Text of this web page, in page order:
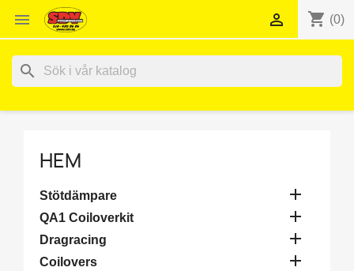
 shopping_cart (0)

search
HEM
Stötdämpare 
QA1 Coiloverkit 
Dragracing 
Coilovers 